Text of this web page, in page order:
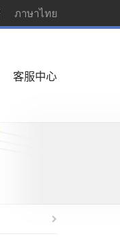
ภาษาไทย
客服中心